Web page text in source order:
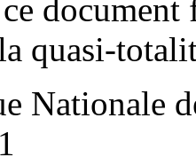
quasi-
Nationale